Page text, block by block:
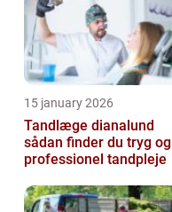
15 january 2026
Tandlæge dianalund
sådan finder du tryg og
professionel tandpleje